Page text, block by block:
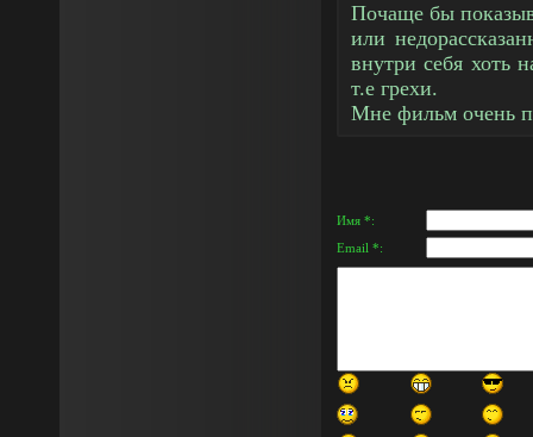
Почаще бы
или
внутри себя хоть
т.е грехи.
Мне фильм очень
Имя *:
Email *: